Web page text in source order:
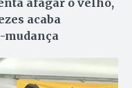
acaba
mudança